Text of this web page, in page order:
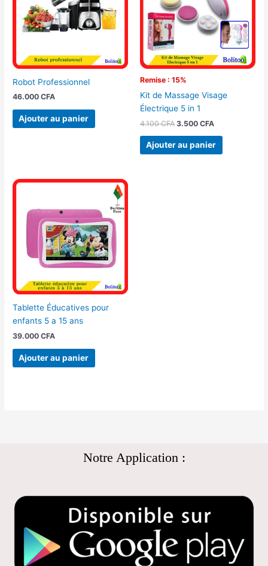
Robot Professionnel
46.000CFA
Ajouter au panier
Remise : 15%
Kit de Massage Visage
Électrique 5 in 1
4.100CFA 3.500 CFA
Ajouter au panier
Tablette Éducatives pour
enfants 5 a 15 ans
39.000CFA
Ajouter au panier
Notre Application :